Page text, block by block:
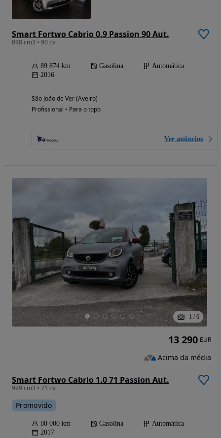
Smart Fortwo Cabrio 0.9 Passion 90 Aut.
898 cm3 • 90 cv
89 874 km Gasolina
Automática
2016
São João de Ver (Aveiro)
Profissional • Para o topo
Ver anúncios
1 / 6
Smart Fortwo Cabrio 1.0 71 Passion Aut.
999 cm3 • 71 cv
Promovido
80 000 km Gasolina
Automática
2017
13 290 EUR
Acima da média